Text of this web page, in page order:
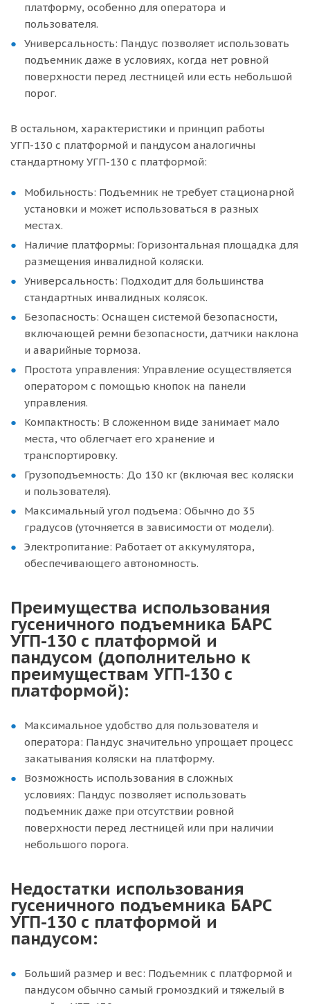
платформу, особенно для оператора и
пользователя.
Универсальность: Пандус позволяет использовать
подъемник даже в условиях, когда нет ровной
поверхности перед лестницей или есть небольшой
порог.
В остальном, характеристики и принцип работы
УГП-130 с платформой и пандусом аналогичны
стандартному УГП-130 с платформой:
Мобильность: Подъемник не требует стационарной
установки и может использоваться в разных
местах.
Наличие платформы: Горизонтальная площадка для
размещения инвалидной коляски.
Универсальность: Подходит для большинства
стандартных инвалидных колясок.
Безопасность: Оснащен системой безопасности,
включающей ремни безопасности, датчики наклона
и аварийные тормоза.
Простота управления: Управление осуществляется
оператором с помощью кнопок на панели
управления.
Компактность: В сложенном виде занимает мало
места, что облегчает его хранение и
транспортировку.
Грузоподъемность: До 130 кг (включая вес коляски
и пользователя).
Максимальный угол подъема: Обычно до 35
градусов (уточняется в зависимости от модели).
Электропитание: Работает от аккумулятора,
обеспечивающего автономность.
Преимущества использования
гусеничного подъемника БАРС
УГП-130 с платформой и
пандусом (дополнительно к
преимуществам УГП-130 с
платформой):
Максимальное удобство для пользователя и
оператора: Пандус значительно упрощает процесс
закатывания коляски на платформу.
Возможность использования в сложных
условиях: Пандус позволяет использовать
подъемник даже при отсутствии ровной
поверхности перед лестницей или при наличии
небольшого порога.
Недостатки использования
гусеничного подъемника БАРС
УГП-130 с платформой и
пандусом:
Больший размер и вес: Подъемник с платформой и
пандусом обычно самый громоздкий и тяжелый в